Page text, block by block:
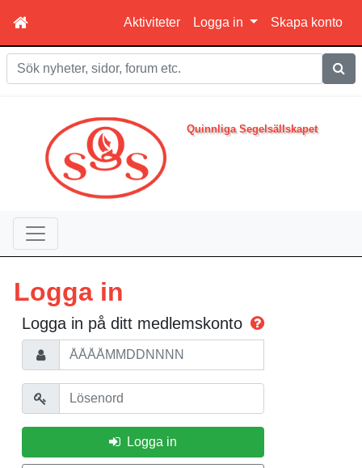
Aktiviteter Logga in Skapa konto
Sök
Quinnliga Segelsällskapet
Logga in
Logga in på ditt medlemskonto
Personnummer
Lösenord
Logga in